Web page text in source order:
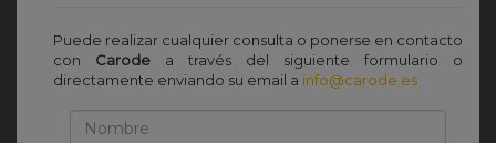
Puede realizar cualquier consulta o ponerse en contacto
con Carode a través del siguiente formulario o
directamente enviando su email a info@carode.es